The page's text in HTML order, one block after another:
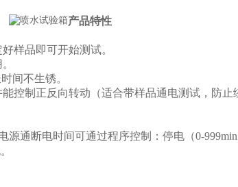
产品特性
样品即可开始测试。
间不生锈。
控制正反向转动（适合带样品通电测试，防止
源通断电时间可通过程序控制：停电（0-